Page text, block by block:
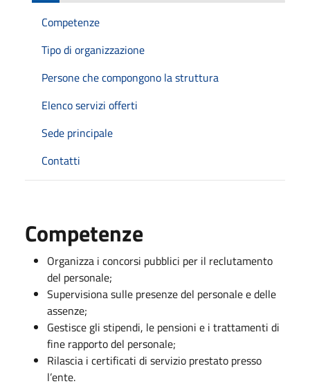
Competenze
Tipo di organizzazione
Persone che compongono la struttura
Elenco servizi offerti
Sede principale
Contatti
Competenze
Organizza i concorsi pubblici per il reclutamento
del personale;
Supervisiona sulle presenze del personale e delle
assenze;
Gestisce gli stipendi, le pensioni e i trattamenti di
fine rapporto del personale;
Rilascia i certificati di servizio prestato presso
l’ente.